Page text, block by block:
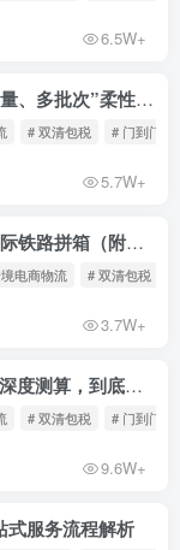
6.5W+
告别高库存！铁路拼箱助力跨境电商“小批量、多批次”柔性补货
# 双清包税 # 门到门物
5.7W+
去欧洲散货走铁路？这5类货物最适合发国际铁路拼箱（附禁运清单）
电商物流 # 双清包税
3.7W+
铁路拼箱VS海运整柜：2026年时效与成本深度测算，到底能省多少钱？
# 双清包税 # 门到门物
9.6W+
式服务流程解析